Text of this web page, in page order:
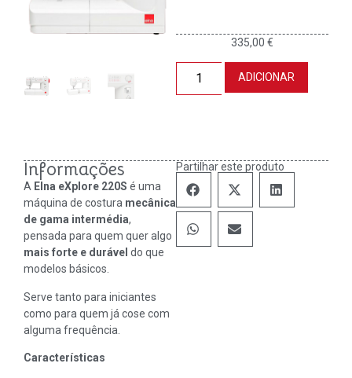
335,00 €
ADICIONAR
Informações
A Elna eXplore 220S é uma
máquina de costura mecânica
de gama intermédia,
pensada para quem quer algo
mais forte e durável do que
modelos básicos.
Serve tanto para iniciantes
como para quem já cose com
alguma frequência.
Características
Partilhar este produto